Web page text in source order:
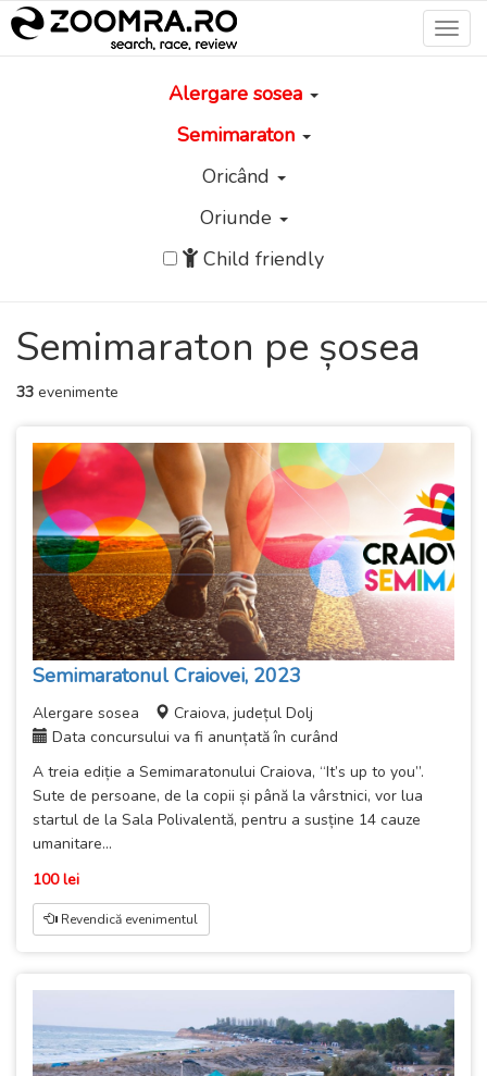
Alergare sosea
Semimaraton
Oricând
Oriunde
Child friendly
Semimaraton pe șosea
33 evenimente
Semimaratonul Craiovei, 2023
Alergare sosea
Craiova, județul Dolj
Data concursului va fi anunțată în curând
A treia ediție a Semimaratonului Craiova, “It’s up to you”.
Sute de persoane, de la copii și până la vârstnici, vor lua
startul de la Sala Polivalentă, pentru a susține 14 cauze
umanitare...
100 lei
Revendică evenimentul